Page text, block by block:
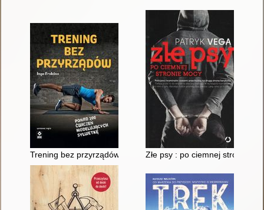
Trening bez przyrządów : ponad 100 skutecznych ćwiczeń
Złe psy : po ciemnej stronie